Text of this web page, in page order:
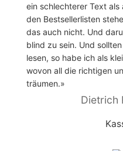
ein schlechterer Text
den Bestsellerlisten
das auch nicht. Und
blind zu sein. Und
lesen, so habe ich als
wovon all die richtigen
träumen.»
Dietrich